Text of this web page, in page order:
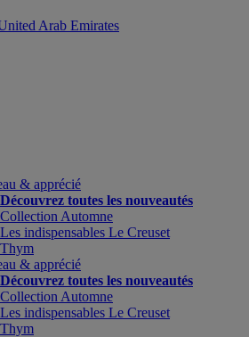
Arab Emirates
& apprécié
Découvrez toutes les nouveautés
Collection Automne
Les indispensables Le Creuset
Thym
& apprécié
Découvrez toutes les nouveautés
Collection Automne
Les indispensables Le Creuset
Thym